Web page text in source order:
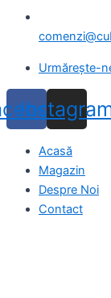
Urmărește-
Acasă
Magazin
Despre Noi
Contact